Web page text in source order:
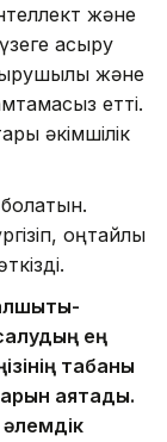
және
асыру
және
етті.
әкімшілік
оңтайлы
ең
табаны
аяқтадық.